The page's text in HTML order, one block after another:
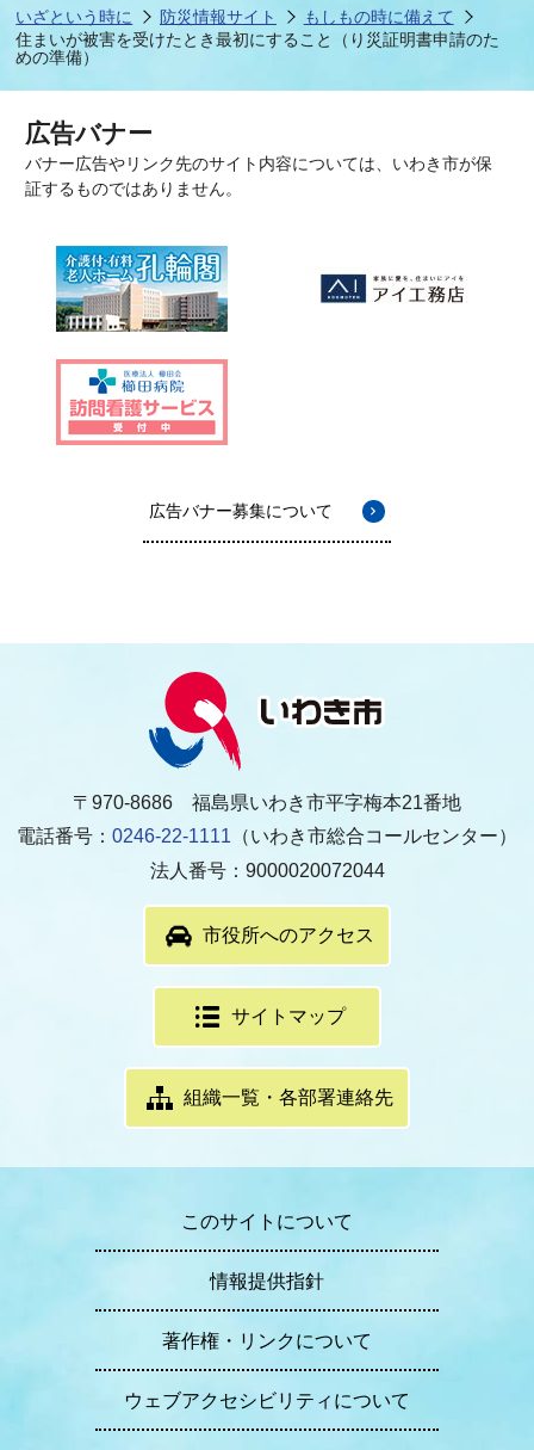
いざという時に
防災情報サイト
もしもの時に備えて
住まいが被害を受けたとき最初にすること（り災証明書申請のた
めの準備）
広告バナー
バナー広告やリンク先のサイト内容については、いわき市が保
証するものではありません。
広告バナー募集について
〒970-8686 福島県いわき市平字梅本21番地
電話番号： 0246-22-1111 （いわき市総合コールセンター）
法人番号：9000020072044
市役所へのアクセス
サイトマップ
組織一覧・各部署連絡先
このサイトについて
情報提供指針
著作権・リンクについて
ウェブアクセシビリティについて